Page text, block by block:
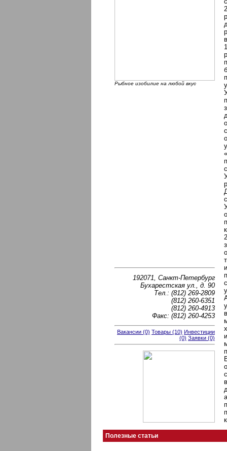
Рыбное изобилие на любой вкус
192071, Санкт-Петербург
Бухарестская ул., д. 90
Тел.: (812) 269-2809
(812) 260-6351
(812) 260-4913
Факс: (812) 260-4253
Вакансии (0) Товары (10) Инвестиции
(0) Заявки (0)
Полезные статьи